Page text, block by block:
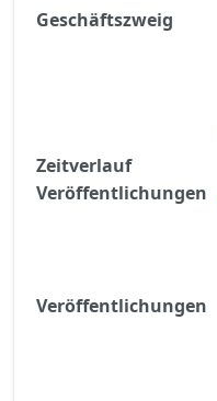
Geschäftszweig
Zeitverlauf
Veröffentlichungen
Veröffentlichungen